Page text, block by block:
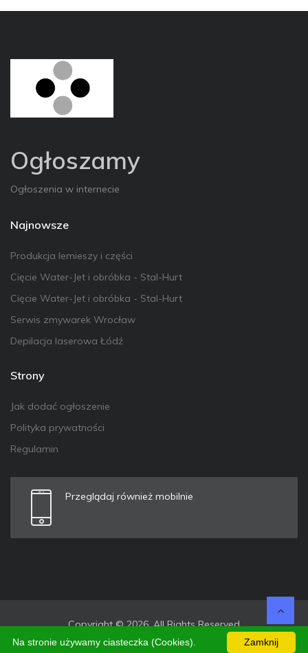
Ogłoszamy
Ogłoszenia w internecie
Najnowsze
Produkcja lemieszy i części
Cięcie Water-Jet i obróbka - Stal-Hurt
Cięcie Water-Jet i obróbka - Stal-Hurt
Serwis zmywarek Wrocław
Depilacja laserowa Łódź
Strony
Jak dodać ogłoszenie
Polityka prywatności
Regulamin
Przeglądaj również mobilnie
Copyright © 2026. All Rights Reserved
Zamknij
Na stronie używamy ciasteczka (Cookies).